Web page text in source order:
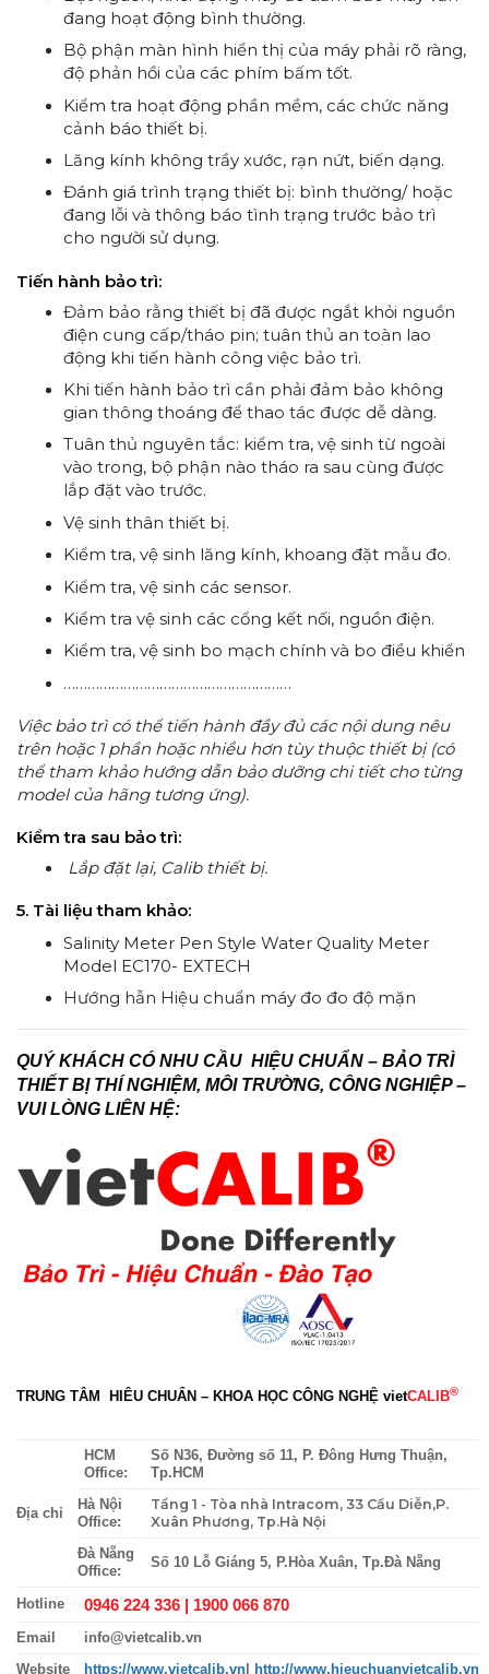
đang hoạt động bình thường.
Bộ phận màn hình hiển thị của máy phải rõ ràng,
độ phản hồi của các phím bấm tốt.
Kiểm tra hoạt động phần mềm, các chức năng
cảnh báo thiết bị.
Lăng kính không trầy xước, rạn nứt, biến dạng.
Đánh giá trình trạng thiết bị: bình thường/ hoặc
đang lỗi và thông báo tình trạng trước bảo trì
cho người sử dụng.
Tiến hành bảo trì:
Đảm bảo rằng thiết bị đã được ngắt khỏi nguồn
điện cung cấp/tháo pin; tuân thủ an toàn lao
động khi tiến hành công việc bảo trì.
Khi tiến hành bảo trì cần phải đảm bảo không
gian thông thoáng để thao tác được dễ dàng.
Tuân thủ nguyên tắc: kiểm tra, vệ sinh từ ngoài
vào trong, bộ phận nào tháo ra sau cùng được
lắp đặt vào trước.
Vệ sinh thân thiết bị.
Kiểm tra, vệ sinh lăng kính, khoang đặt mẫu đo.
Kiểm tra, vệ sinh các sensor.
Kiểm tra vệ sinh các cổng kết nối, nguồn điện.
Kiểm tra, vệ sinh bo mạch chính và bo điều khiển
…………………………………………………
Việc bảo trì có thể tiến hành đầy đủ các nội dung nêu
trên hoặc 1 phần hoặc nhiều hơn tùy thuộc thiết bị (có
thể tham khảo hướng dẫn bảo dưỡng chi tiết cho từng
model của hãng tương ứng).
Kiểm tra sau bảo trì:
Lắp đặt lại, Calib thiết bị.
5. Tài liệu tham khảo:
Salinity Meter Pen Style Water Quality Meter
Model EC170- EXTECH
Hướng hẫn Hiệu chuẩn máy đođo độ mặn
QUÝ KHÁCH CÓ NHU CẦU HIỆU CHUẨN – BẢO TRÌ
THIẾT BỊ THÍ NGHIỆM, MÔI TRƯỜNG, CÔNG NGHIỆP –
VUI LÒNG LIÊN HỆ:
TRUNG TÂM HIÊU CHUẨN – KHOA HỌC CÔNG NGHỆ vietCALIB®
Địa chỉ
HCM
Office:
Số N36, Đường số 11, P. Đông Hưng Thuận,
Tp.HCM
Hà Nội
Office:
Tầng 1 - Tòa nhà Intracom, 33 Cầu Diễn,P.
Xuân Phương, Tp.Hà Nội
Đà Nẵng
Office:
Số 10 Lỗ Giáng 5, P.Hòa Xuân, Tp.Đà Nẵng
Hotline 0946 224 336 | 1900 066 870
Email info@vietcalib.vn
Website https://www.vietcalib.vn http://www.hieuchuanvietcalib.vn